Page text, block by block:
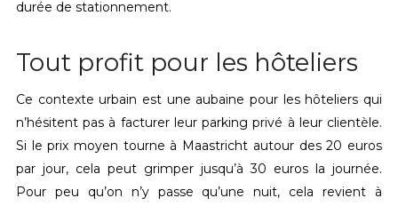
durée de stationnement.
Tout profit pour les hôteliers
Ce contexte urbain est une aubaine pour les hôteliers qui
n’hésitent pas à facturer leur parking privé à leur clientèle.
Si le prix moyen tourne à Maastricht autour des 20 euros
par jour, cela peut grimper jusqu’à 30 euros la journée.
Pour peu qu’on n’y passe qu’une nuit, cela revient à